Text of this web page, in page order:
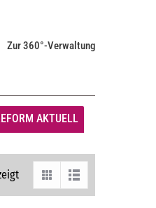
Zur 360°-Verwaltung
AKTUELL